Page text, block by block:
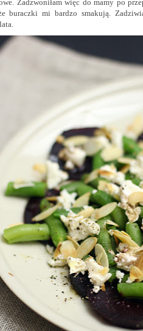
Zadzwoniłam więc do mamy po
buraczki mi bardzo smakują.